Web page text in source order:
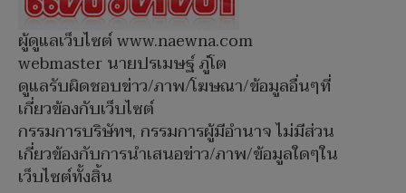
ผู้ดูแลเว็บไซต์ www.naewna.com
webmaster นายปรเมษฐ์ ภู่โต
ดูแลรับผิดชอบข่าว/ภาพ/โฆษณา/ข้อมูลอื่นๆที่
เกี่ยวข้องกับเว็บไซต์
กรรมการบริษัทฯ, กรรมการผู้มีอำนาจ ไม่มีส่วน
เกี่ยวข้องกับการนำเสนอข่าว/ภาพ/ข้อมูลใดๆใน
เว็บไซต์ทั้งสิ้น